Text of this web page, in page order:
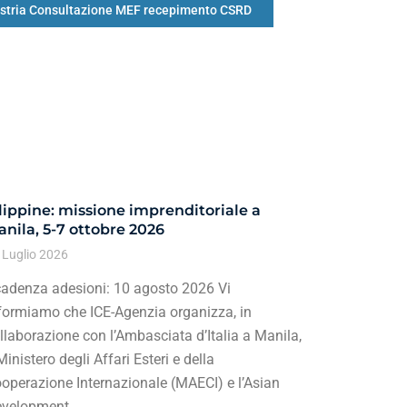
Consultazione MEF recepimento CSRD
missione imprenditoriale a
5-7 ottobre 2026
Luglio 2026
adesioni: 10 agosto 2026 Vi
che ICE-Agenzia organizza, in
con l’Ambasciata d’Italia a Manila,
degli Affari Esteri e della
Internazionale (MAECI) e l’Asian